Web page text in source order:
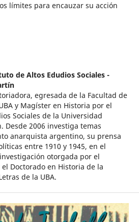
límites para encauzar su acción
de Altos Edudios Sociales -
egresada de la Facultad de
y Magíster en Historia por el
Sociales de la Universidad
Desde 2006 investiga temas
anarquista argentino, su prensa
entre 1910 y 1945, en el
otorgada por el
Doctorado en Historia de la
de la UBA.